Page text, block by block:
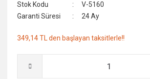
Stok Kodu
V-5160
Garanti Süresi
24 Ay
349,14 TL den başlayan taksitlerle!!